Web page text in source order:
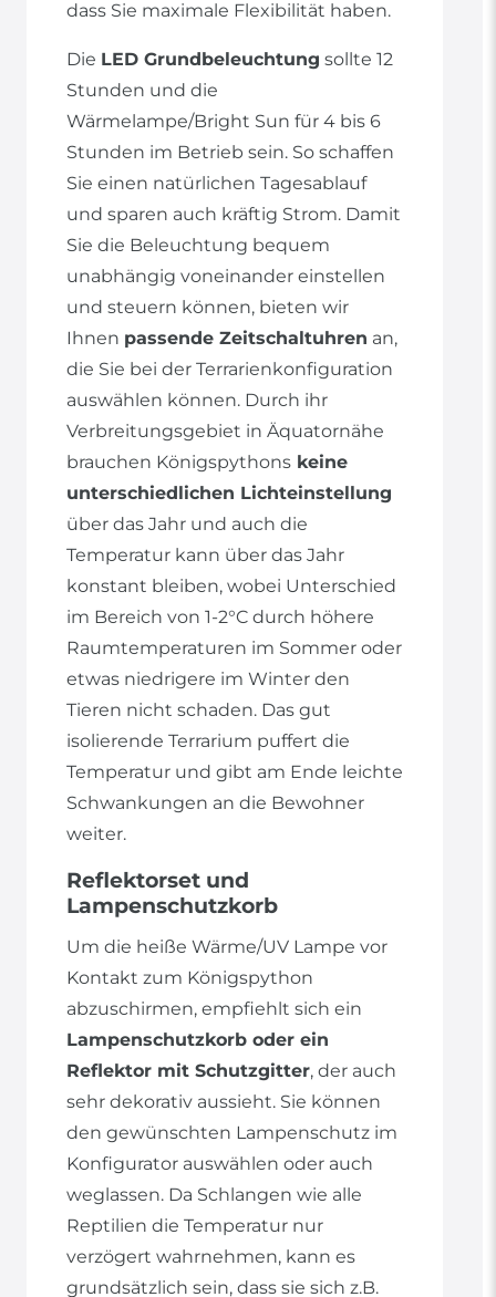
dass Sie maximale Flexibilität haben.
Die LED Grundbeleuchtung sollte 12
Stunden und die
Wärmelampe/Bright Sun für 4 bis 6
Stunden im Betrieb sein. So schaffen
Sie einen natürlichen Tagesablauf
und sparen auch kräftig Strom. Damit
Sie die Beleuchtung bequem
unabhängig voneinander einstellen
und steuern können, bieten wir
Ihnen passende Zeitschaltuhren an,
die Sie bei der Terrarienkonfiguration
auswählen können. Durch ihr
Verbreitungsgebiet in Äquatornähe
brauchen Königspythons keine
unterschiedlichen Lichteinstellung
über das Jahr und auch die
Temperatur kann über das Jahr
konstant bleiben, wobei Unterschied
im Bereich von 1-2°C durch höhere
Raumtemperaturen im Sommer oder
etwas niedrigere im Winter den
Tieren nicht schaden. Das gut
isolierende Terrarium puffert die
Temperatur und gibt am Ende leichte
Schwankungen an die Bewohner
weiter.
Reflektorset und
Lampenschutzkorb
Um die heiße Wärme/UV Lampe vor
Kontakt zum Königspython
abzuschirmen, empfiehlt sich ein
Lampenschutzkorb oder ein
Reflektor mit Schutzgitter, der auch
sehr dekorativ aussieht. Sie können
den gewünschten Lampenschutz im
Konfigurator auswählen oder auch
weglassen. Da Schlangen wie alle
Reptilien die Temperatur nur
verzögert wahrnehmen, kann es
grundsätzlich sein, dass sie sich z.B.